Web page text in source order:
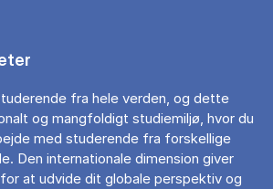
fra hele verden, og dette
og mangfoldigt studiemiljø, hvor du
med studerende fra forskellige
Den internationale dimension giver
at udvide dit globale perspektiv og